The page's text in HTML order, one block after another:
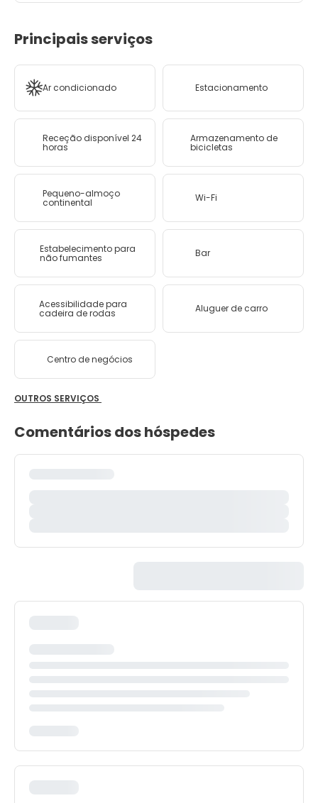
Principais serviços
Ar condicionado Estacionamento
Receção disponível 24
horas
Armazenamento de
bicicletas
Pequeno-almoço
continental Wi-Fi
Estabelecimento para
não fumantes Bar
Acessibilidade para
cadeira de rodas Aluguer de carro
Centro de negócios
OUTROS SERVIÇOS
Comentários dos hóspedes